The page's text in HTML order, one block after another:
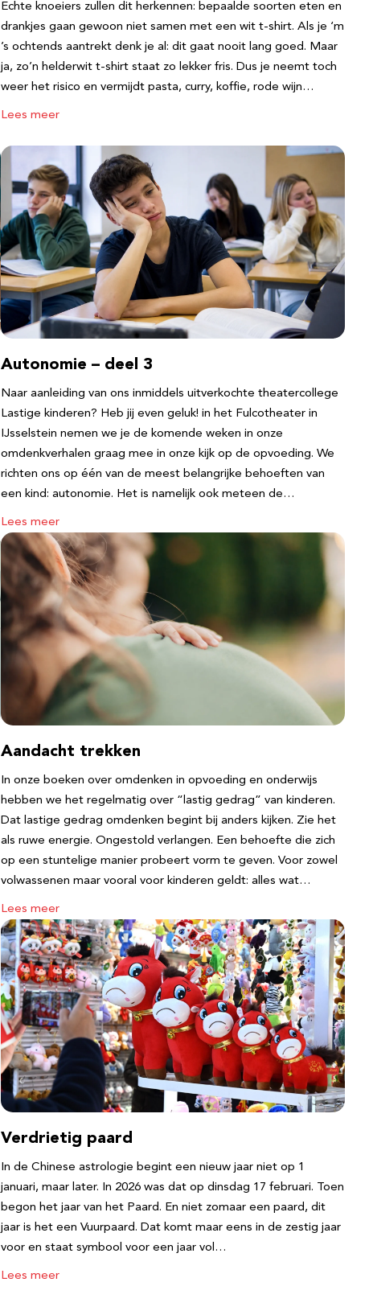
Echte knoeiers zullen dit herkennen: bepaalde soorten eten en
drankjes gaan gewoon niet samen met een wit t-shirt. Als je ‘m
’s ochtends aantrekt denk je al: dit gaat nooit lang goed. Maar
ja, zo’n helderwit t-shirt staat zo lekker fris. Dus je neemt toch
weer het risico en vermijdt pasta, curry, koffie, rode wijn…
Lees meer
Autonomie – deel 3
Naar aanleiding van ons inmiddels uitverkochte theatercollege
Lastige kinderen? Heb jij even geluk! in het Fulcotheater in
IJsselstein nemen we je de komende weken in onze
omdenkverhalen graag mee in onze kijk op de opvoeding. We
richten ons op één van de meest belangrijke behoeften van
een kind: autonomie. Het is namelijk ook meteen de…
Lees meer
Aandacht trekken
In onze boeken over omdenken in opvoeding en onderwijs
hebben we het regelmatig over “lastig gedrag” van kinderen.
Dat lastige gedrag omdenken begint bij anders kijken. Zie het
als ruwe energie. Ongestold verlangen. Een behoefte die zich
op een stuntelige manier probeert vorm te geven. Voor zowel
volwassenen maar vooral voor kinderen geldt: alles wat…
Lees meer
Verdrietig paard
In de Chinese astrologie begint een nieuw jaar niet op 1
januari, maar later. In 2026 was dat op dinsdag 17 februari. Toen
begon het jaar van het Paard. En niet zomaar een paard, dit
jaar is het een Vuurpaard. Dat komt maar eens in de zestig jaar
voor en staat symbool voor een jaar vol…
Lees meer